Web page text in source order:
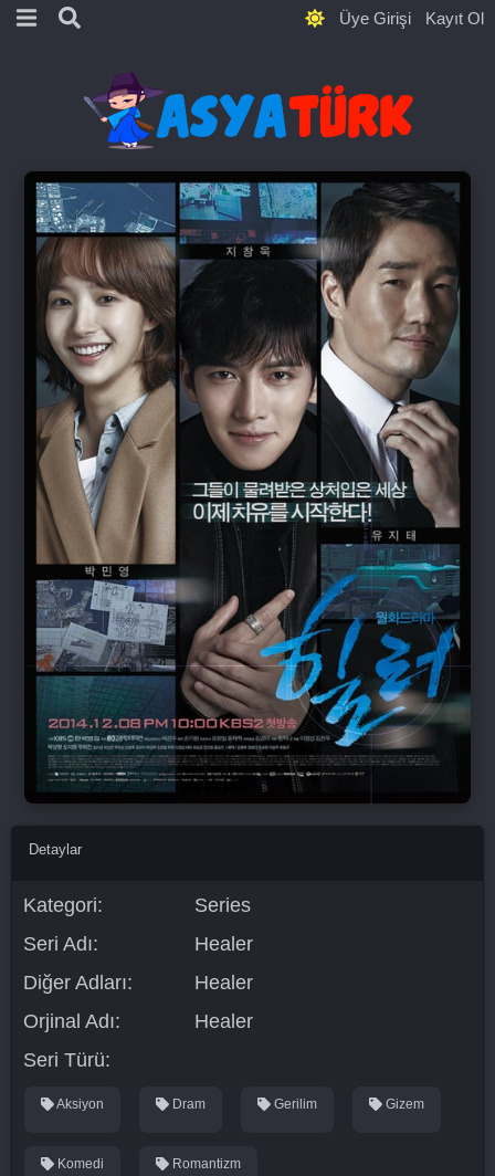
Üye Girişi Kayıt Ol
Detaylar
Kategori:
Series
Seri Adı:
Healer
Diğer Adları:
Healer
Orjinal Adı:
Healer
Seri Türü:
Aksiyon Dram Gerilim Gizem
Komedi Romantizm